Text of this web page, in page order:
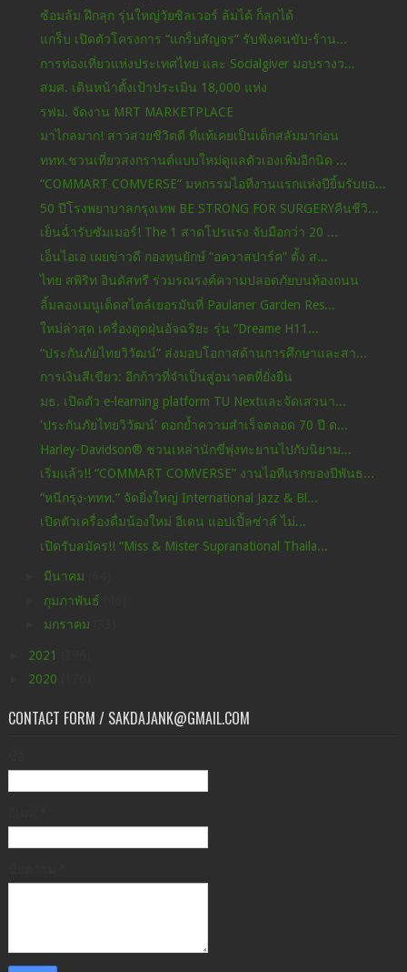
ซ้อมล้ม ฝึกลุก รุ่นใหญ่วัยซิลเวอร์ ล้มได้ ก็ลุกได้
แกร็บ เปิดตัวโครงการ “แกร็บสัญจร” รับฟังคนขับ-ร้าน...
การท่องเที่ยวแห่งประเทศไทย และ Socialgiver มอบรางว...
สมศ. เดินหน้าตั้งเป้าประเมิน 18,000 แห่ง
รฟม. จัดงาน MRT MARKETPLACE
มาไกลมาก! สาวสวยชีวิตดี ที่แท้เคยเป็นเด็กสลัมมาก่อน
ททท.ชวนเที่ยวสงกรานต์แบบใหม่ดูแลตัวเองเพิ่มอีกนิด ...
“COMMART COMVERSE” มหกรรมไอทีงานแรกแห่งปียิ้มรับยอ...
50 ปีโรงพยาบาลกรุงเทพ BE STRONG FOR SURGERYคืนชีวิ...
เย็นฉ่ำรับซัมเมอร์! The 1 สาดโปรแรง จับมือกว่า 20 ...
เอ็นไอเอ เผยข่าวดี กองทุนยักษ์ “อควาสปาร์ค” ตั้ง ส...
ไทย สพิริท อินดัสทรี ร่วมรณรงค์ความปลอดภัยบนท้องถนน
ลิ้มลองเมนูเด็ดสไตล์เยอรมันที่ Paulaner Garden Res...
ใหม่ล่าสุด เครื่องดูดฝุ่นอัจฉริยะ รุ่น “Dreame H11...
“ประกันภัยไทยวิวัฒน์” ส่งมอบโอกาสด้านการศึกษาและสา...
การเงินสีเขียว: อีกก้าวที่จำเป็นสู่อนาคตที่ยั่งยืน
มธ. เปิดตัว e-learning platform TU Nextและจัดเสวนา...
'ประกันภัยไทยวิวัฒน์' ตอกย้ำความสำเร็จตลอด 70 ปี ด...
Harley-Davidson® ชวนเหล่านักขี่พุ่งทะยานไปกับนิยาม...
เริ่มแล้ว!! “COMMART COMVERSE” งานไอทีแรกของปีพันธ...
“หนีกรุง-ททท.” จัดยิ่งใหญ่ International Jazz & Bl...
เปิดตัวเครื่องดื่มน้องใหม่ อีเดน แอปเปิ้ลซ่าส์ ไม่...
เปิดรับสมัคร!! “Miss & Mister Supranational Thaila...
มีนาคม
กุมภาพันธ์
มกราคม
2021
2020
CONTACT FORM / SAKDAJANK@GMAIL.COM